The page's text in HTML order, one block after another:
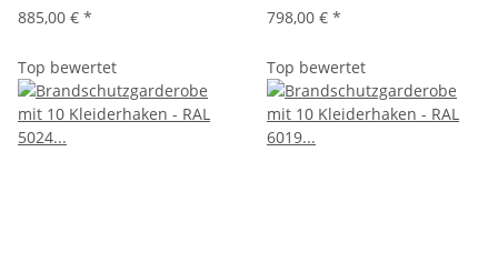
885,00 € * 798,00 € *
Top bewertet Top bewertet